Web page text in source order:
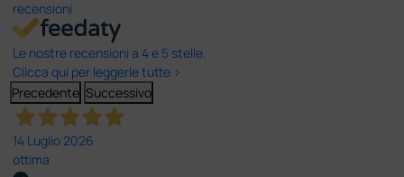
recensioni
Le nostre recensioni a 4 e 5 stelle.
Clicca qui per leggerle tutte >
Precedente Successivo
14 Luglio 2026
ottima